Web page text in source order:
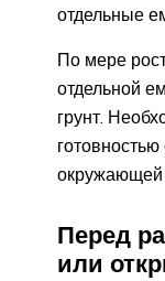
отдельные
По мере
отдельной
грунт.
окружающей
Перед
или